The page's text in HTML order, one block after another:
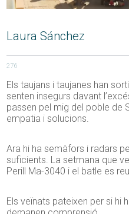
Laura Sánchez
276
Els taujans i taujanes han
senten insegurs davant
passen pel mig del poble de
empatia i solucions.
Ara hi ha semàfors i radars
suficients. La setmana que
Perill Ma-3040 i el batle es
Els veïnats pateixen per si hi